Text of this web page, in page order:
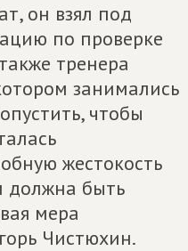
он взял под
по проверке
тренера
занимались
чтобы
жестокость
должна быть
мера
Чистюхин.